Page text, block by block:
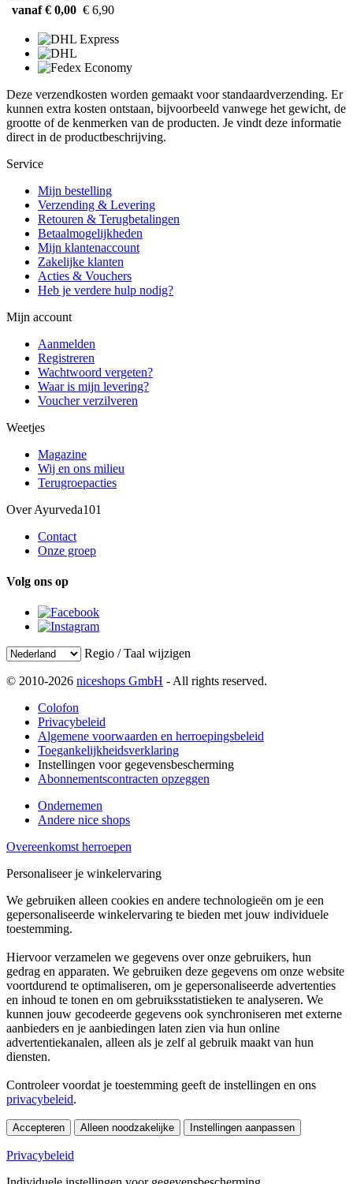
vanaf € 0,00 € 6,90
Deze verzendkosten worden gemaakt voor standaardverzending. Er
kunnen extra kosten ontstaan, bijvoorbeeld vanwege het gewicht, de
grootte of de kenmerken van de producten. Je vindt deze informatie
direct in de productbeschrijving.
Service
Mijn bestelling
Verzending & Levering
Retouren & Terugbetalingen
Betaalmogelijkheden
Mijn klantenaccount
Zakelijke klanten
Acties & Vouchers
Heb je verdere hulp nodig?
Mijn account
Aanmelden
Registreren
Wachtwoord vergeten?
Waar is mijn levering?
Voucher verzilveren
Weetjes
Magazine
Wij en ons milieu
Terugroepacties
Over Ayurveda101
Contact
Onze groep
Volg ons op
Regio / Taal wijzigen
© 2010-2026 niceshops GmbH - All rights reserved.
Colofon
Privacybeleid
Algemene voorwaarden en herroepingsbeleid
Toegankelijkheidsverklaring
Instellingen voor gegevensbescherming
Abonnementscontracten opzeggen
Ondernemen
Andere nice shops
Overeenkomst herroepen
Personaliseer je winkelervaring
We gebruiken alleen cookies en andere technologieën om je een
gepersonaliseerde winkelervaring te bieden met jouw individuele
toestemming.
Hiervoor verzamelen we gegevens over onze gebruikers, hun
gedrag en apparaten. We gebruiken deze gegevens om onze website
voortdurend te optimaliseren, om je gepersonaliseerde advertenties
en inhoud te tonen en om gebruiksstatistieken te analyseren. We
kunnen jouw gecodeerde gegevens ook synchroniseren met externe
aanbieders en je aanbiedingen laten zien via hun online
advertentiekanalen, alleen als je zelf al gebruik maakt van hun
diensten.
Controleer voordat je toestemming geeft de instellingen en ons
privacybeleid.
Accepteren Alleen noodzakelijke Instellingen aanpassen
Privacybeleid